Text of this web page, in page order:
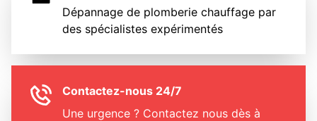
Dépannage de plomberie chauffage par
des spécialistes expérimentés
Contactez-nous 24/7
Une urgence ? Contactez nous dès à